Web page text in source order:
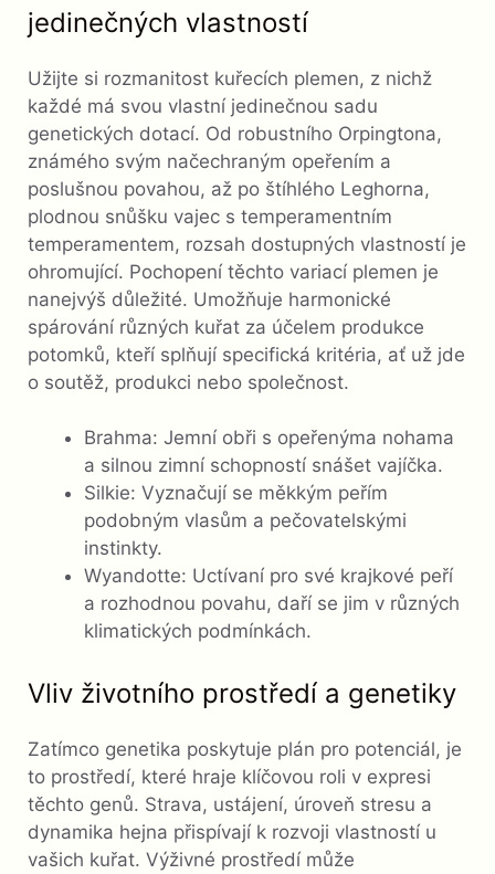
jedinečných vlastností
Užijte si rozmanitost kuřecích plemen, z nichž
každé má svou vlastní jedinečnou sadu
genetických dotací. Od robustního Orpingtona,
známého svým načechraným opeřením a
poslušnou povahou, až po štíhlého Leghorna,
plodnou snůšku vajec s temperamentním
temperamentem, rozsah dostupných vlastností je
ohromující. Pochopení těchto variací plemen je
nanejvýš důležité. Umožňuje harmonické
spárování různých kuřat za účelem produkce
potomků, kteří splňují specifická kritéria, ať už jde
o soutěž, produkci nebo společnost.
Brahma: Jemní obři s opeřenýma nohama
a silnou zimní schopností snášet vajíčka.
Silkie: Vyznačují se měkkým peřím
podobným vlasům a pečovatelskými
instinkty.
Wyandotte: Uctívaní pro své krajkové peří
a rozhodnou povahu, daří se jim v různých
klimatických podmínkách.
Vliv životního prostředí a genetiky
Zatímco genetika poskytuje plán pro potenciál, je
to prostředí, které hraje klíčovou roli v expresi
těchto genů. Strava, ustájení, úroveň stresu a
dynamika hejna přispívají k rozvoji vlastností u
vašich kuřat. Výživné prostředí může